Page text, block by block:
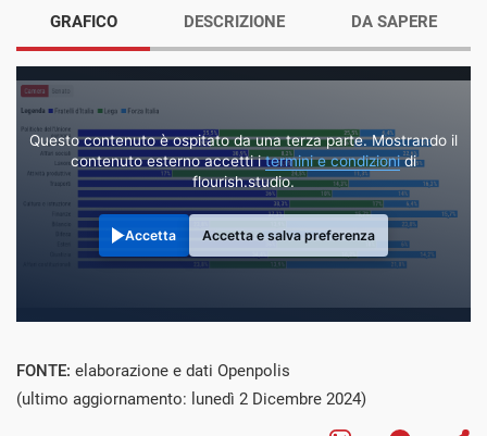
GRAFICO
Questo contenuto è ospitato da una terza parte. Mostrando il
contenuto esterno accetti itermini e condizionidi
flourish.studio.
Accetta Accetta e salva preferenza
DESCRIZIONE DA SAPERE
FONTE: elaborazione e dati Openpolis
(ultimo aggiornamento: lunedì 2 Dicembre 2024)